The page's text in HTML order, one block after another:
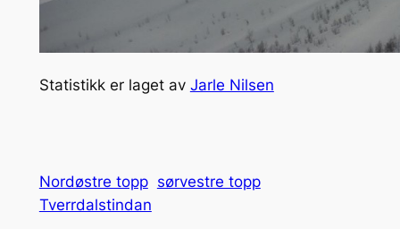
Statistikk er laget av Jarle Nilsen
Nordøstre topp sørvestre topp
Tverrdalstindan